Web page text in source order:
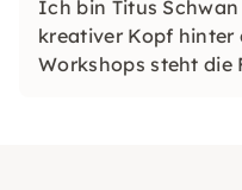
Ich bin Titus
kreativer Kopf hinter
Workshops steht die